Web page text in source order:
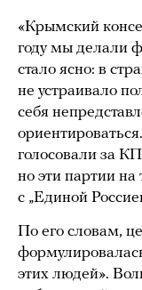
«Крымский
году мы делали
стало ясно: в
не устраивало
себя
голосовали за
но эти партии
с „Единой
По его словам,
этих людей».